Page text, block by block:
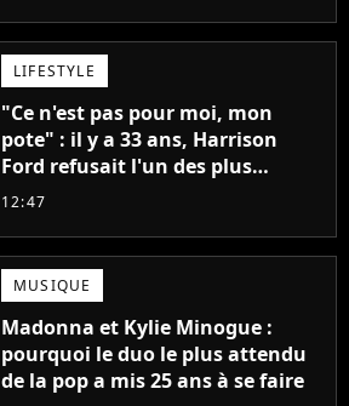
LIFESTYLE
"Ce n'est pas pour moi, mon
pote" : il y a 33 ans, Harrison
Ford refusait l'un des plus
grands succès de tous les temps
12:47
MUSIQUE
Madonna et Kylie Minogue :
pourquoi le duo le plus attendu
de la pop a mis 25 ans à se faire